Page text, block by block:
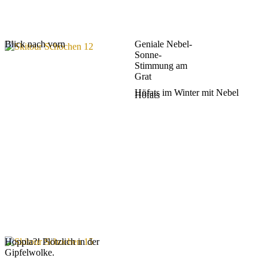
Blick nach vorn
Hoppla?! Plötzlich in der
Gipfelwolke.
Geniale Nebel-
Sonne-
Stimmung am
Grat
Höfats
Höfats im Winter mit Nebel